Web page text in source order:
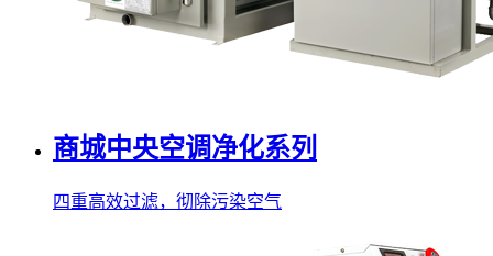
商城中央空调净化系列
四重高效过滤，彻除污染空气